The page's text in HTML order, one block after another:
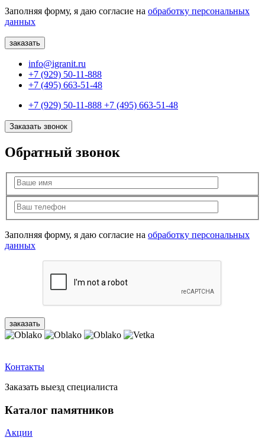
Заполняя форму, я даю согласие на обработку персональных
данных
info@igranit.ru
+7 (929) 50-11-888
+7 (495) 663-51-48
+7 (929) 50-11-888 +7 (495) 663-51-48
Заказать звонок
Обратный звонок
Заполняя форму, я даю согласие на обработку персональных
данных
Контакты
Заказать выезд специалиста
Каталог памятников
Акции